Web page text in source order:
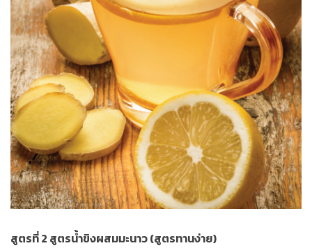
สูตรที่ 2 สูตรน้ำขิงผสมมะนาว (สูตรทานง่าย)